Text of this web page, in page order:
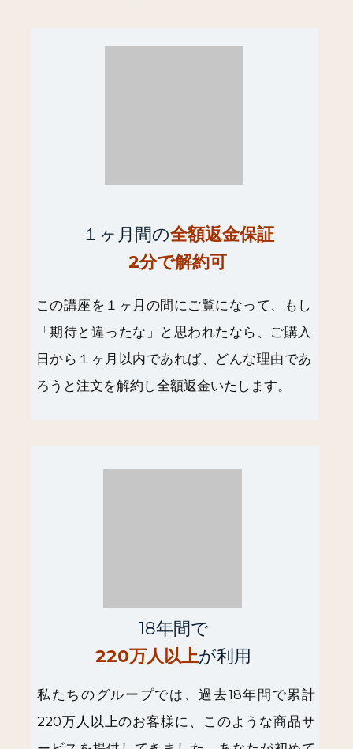
１ヶ月間の全額返金保証
2分で解約可
18年間で
220万人以上が利用
私たちのグループでは、過去18年間で累計
220万人以上のお客様に、このような商品サ
この講座を１ヶ月の間にご覧になって、もし
「期待と違ったな」と思われたなら、ご購入
日から１ヶ月以内であれば、どんな理由であ
ろうと注文を解約し全額返金いたします。